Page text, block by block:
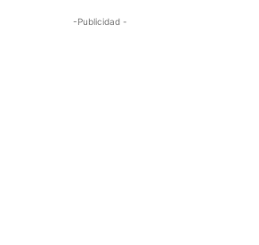
-Publicidad -